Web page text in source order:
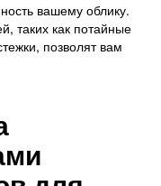
вашему облику.
таких как потайные
позволят вам